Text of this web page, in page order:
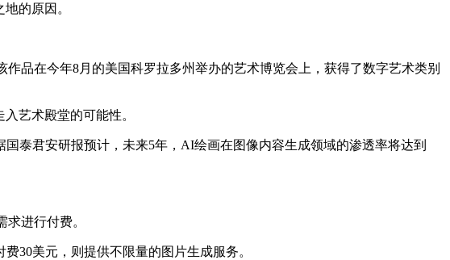
的原因。
品在今年8月的美国科罗拉多州举办的艺术博览会上，获得了数字艺术类别
艺术殿堂的可能性。
泰君安研报预计，未来5年，AI绘画在图像内容生成领域的渗透率将达到
进行付费。
30美元，则提供不限量的图片生成服务。